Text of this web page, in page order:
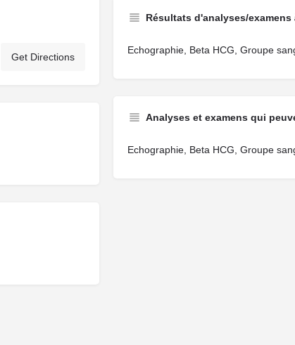
Get Directions
Résultats d'analyses/examens
Echographie, Beta HCG, Groupe
Analyses et examens qui
Echographie, Beta HCG, Groupe